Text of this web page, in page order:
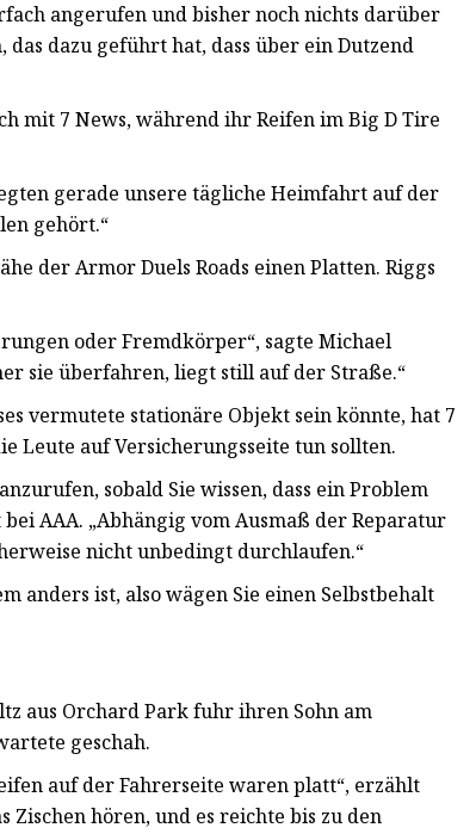
angerufen und bisher noch nichts darüber
dazu geführt hat, dass über ein Dutzend
mit 7 News, während ihr Reifen im Big D Tire
gerade unsere tägliche Heimfahrt auf der
gehört.“
der Armor Duels Roads einen Platten. Riggs
oder Fremdkörper“, sagte Michael
sie überfahren, liegt still auf der Straße.“
vermutete stationäre Objekt sein könnte, hat 7
Leute auf Versicherungsseite tun sollten.
sobald Sie wissen, dass ein Problem
AAA. „Abhängig vom Ausmaß der Reparatur
nicht unbedingt durchlaufen.“
anders ist, also wägen Sie einen Selbstbehalt
aus Orchard Park fuhr ihren Sohn am
geschah.
auf der Fahrerseite waren platt“, erzählt
Zischen hören, und es reichte bis zu den